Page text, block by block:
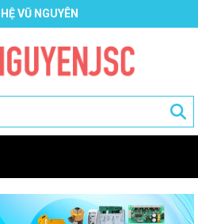
VŨ NGUYÊN